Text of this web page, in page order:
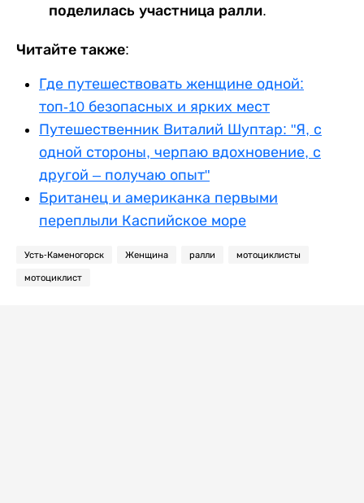
поделилась участница ралли.
Читайте также:
Где путешествовать женщине одной:
топ-10 безопасных и ярких мест
Путешественник Виталий Шуптар: "Я, с
одной стороны, черпаю вдохновение, с
другой – получаю опыт"
Британец и американка первыми
переплыли Каспийское море
Усть-Каменогорск Женщина ралли мотоциклисты
мотоциклист